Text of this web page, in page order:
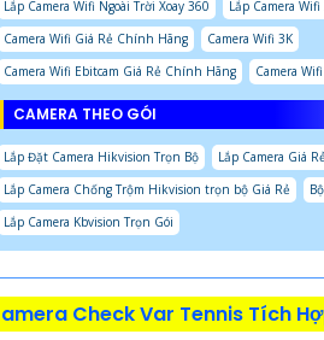
Lắp Camera Wifi Ngoài Trời Xoay 360
Lắp Camera Wifi
Camera Wifi Giá Rẻ Chính Hãng
Camera Wifi 3K
Camera Wifi Ebitcam Giá Rẻ Chính Hãng
Camera
CAMERA THEO GÓI
Lắp Đặt Camera Hikvision Trọn Bộ
Lắp Camera Giá
Lắp Camera Chống Trộm Hikvision trọn bộ Giá Rẻ
Lắp Camera Kbvision Trọn Gói
Check Var Tennis Tích